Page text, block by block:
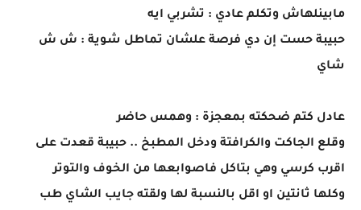
مابينلهاش وتكلم عادي : تشربي ايه
حبيبة حست إن دي فرصة علشان تماطل شوية : ش ش
شاي
عادل كتم ضحكته بمعجزة : وهمس حاضر
وقلع الجاكت والكرافتة ودخل المطبخ .. حبيبة قعدت على
اقرب كرسي وهي بتاكل فاصوابعها من الخوف والتوتر
وكلها ثانتين او اقل بالنسبة لها ولقته جايب الشاي طب